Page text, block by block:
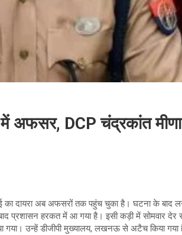
अफसर, DCP चंद्रकांत
का दायरा अब अफसरों तक पहुंच चुका है। घटना के बाद
बाद प्रशासन हरकत में आ गया है। इसी कड़ी में सोमवार
गया। उन्हें डीजीपी मुख्यालय, लखनऊ से अटैच किया गया